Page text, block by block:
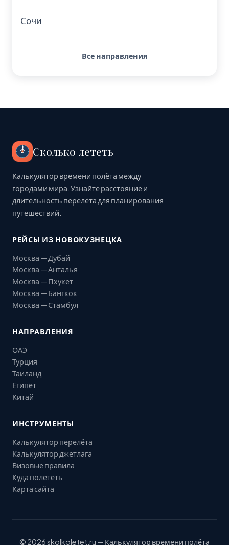
Сочи
Все направления
Сколько лететь
Калькулятор времени полёта между
городами мира. Узнайте расстояние и
длительность перелёта для планирования
путешествий.
РЕЙСЫ ИЗ НОВОКУЗНЕЦКА
Москва — Дубай
Москва — Анталья
Москва — Пхукет
Москва — Бангкок
Москва — Стамбул
НАПРАВЛЕНИЯ
ОАЭ
Турция
Таиланд
Египет
Китай
ИНСТРУМЕНТЫ
Калькулятор перелёта
Калькулятор джетлага
Визовые правила
Куда полететь
Карта сайта
© 2026 skolkoletet.ru — Калькулятор времени полёта